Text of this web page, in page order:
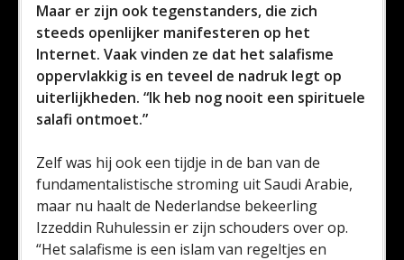
Maar er zijn ook tegenstanders, die zich
steeds openlijker manifesteren op het
Internet. Vaak vinden ze dat het salafisme
oppervlakkig is en teveel de nadruk legt op
uiterlijkheden. “Ik heb nog nooit een spirituele
salafi ontmoet.”
Zelf was hij ook een tijdje in de ban van de
fundamentalistische stroming uit Saudi Arabie,
maar nu haalt de Nederlandse bekeerling
Izzeddin Ruhulessin er zijn schouders over op.
“Het salafisme is een islam van regeltjes en